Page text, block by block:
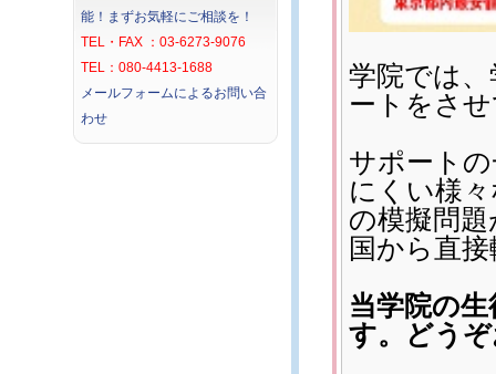
能！まずお気軽にご相談を！
TEL・FAX ：03-6273-9076
TEL：080-4413-1688
メールフォームによるお問い合
わせ
学院では
ートをさ
サポート
にくい様々
の模擬問
国から直
当学院の
す。どう